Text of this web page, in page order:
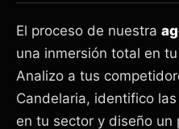
El proceso de nuestra
una inmersión total en
Analizo a tus
Candelaria, identifico
en tu sector y diseño un